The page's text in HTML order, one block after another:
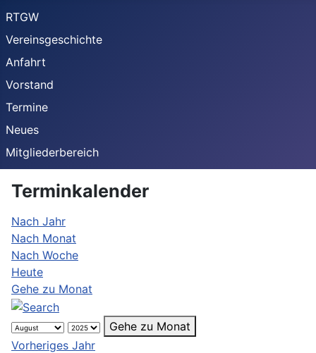
RTGW
Vereinsgeschichte
Anfahrt
Vorstand
Termine
Neues
Mitgliederbereich
Terminkalender
Nach Jahr
Nach Monat
Nach Woche
Heute
Gehe zu Monat
Gehe zu Monat
Vorheriges Jahr